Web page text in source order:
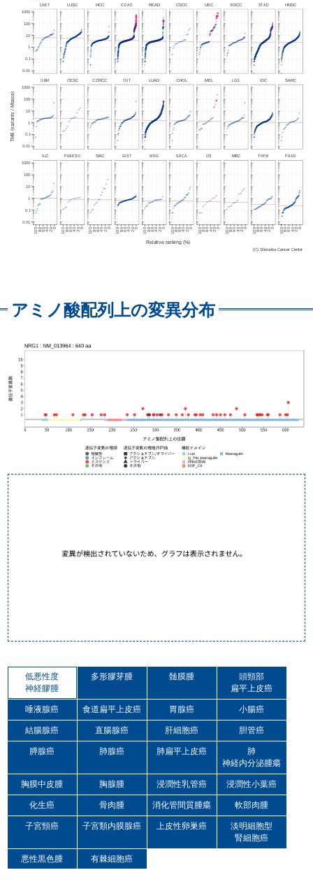
アミノ酸配列上の変異分布
低悪性度
神経膠腫
多形膠芽腫 髄膜腫
頭頸部
扁平上皮癌
唾液腺癌 食道扁平上皮癌 胃腺癌 小腸癌
結腸腺癌 直腸腺癌 肝細胞癌 胆管癌
膵腺癌 肺腺癌 肺扁平上皮癌
肺
神経内分泌腫瘍
胸膜中皮腫 胸腺腫 浸潤性乳管癌 浸潤性小葉癌
化生癌 骨肉腫 消化管間質腫瘍 軟部肉腫
子宮頸癌 子宮類内膜腺癌 上皮性卵巣癌
淡明細胞型
腎細胞癌
悪性黒色腫 有棘細胞癌